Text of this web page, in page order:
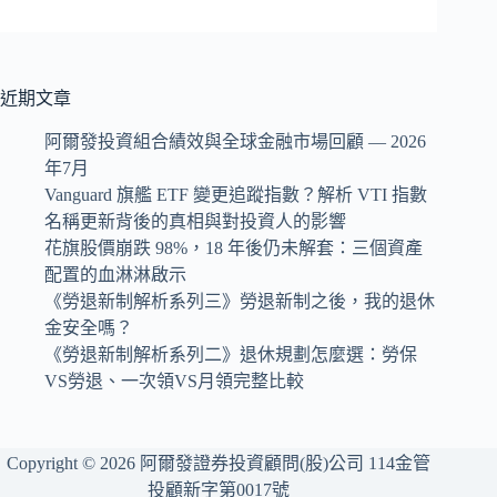
近期文章
阿爾發投資組合績效與全球金融市場回顧 — 2026
年7月
Vanguard 旗艦 ETF 變更追蹤指數？解析 VTI 指數
名稱更新背後的真相與對投資人的影響
花旗股價崩跌 98%，18 年後仍未解套：三個資產
配置的血淋淋啟示
《勞退新制解析系列三》勞退新制之後，我的退休
金安全嗎？
《勞退新制解析系列二》退休規劃怎麼選：勞保
VS勞退、一次領VS月領完整比較
Copyright © 2026 阿爾發證券投資顧問(股)公司 114金管
投顧新字第0017號